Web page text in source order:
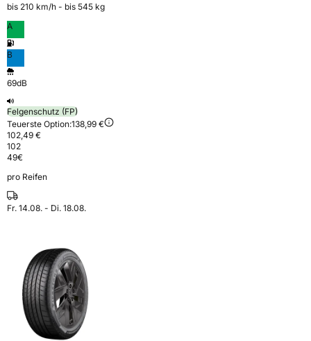
bis 210 km⁠/⁠h - bis 545 kg
A
B
69dB
Felgenschutz (FP)
Teuerste Option:138,99 €
102,49 €
102
49€
pro Reifen
Fr. 14.08. - Di. 18.08.